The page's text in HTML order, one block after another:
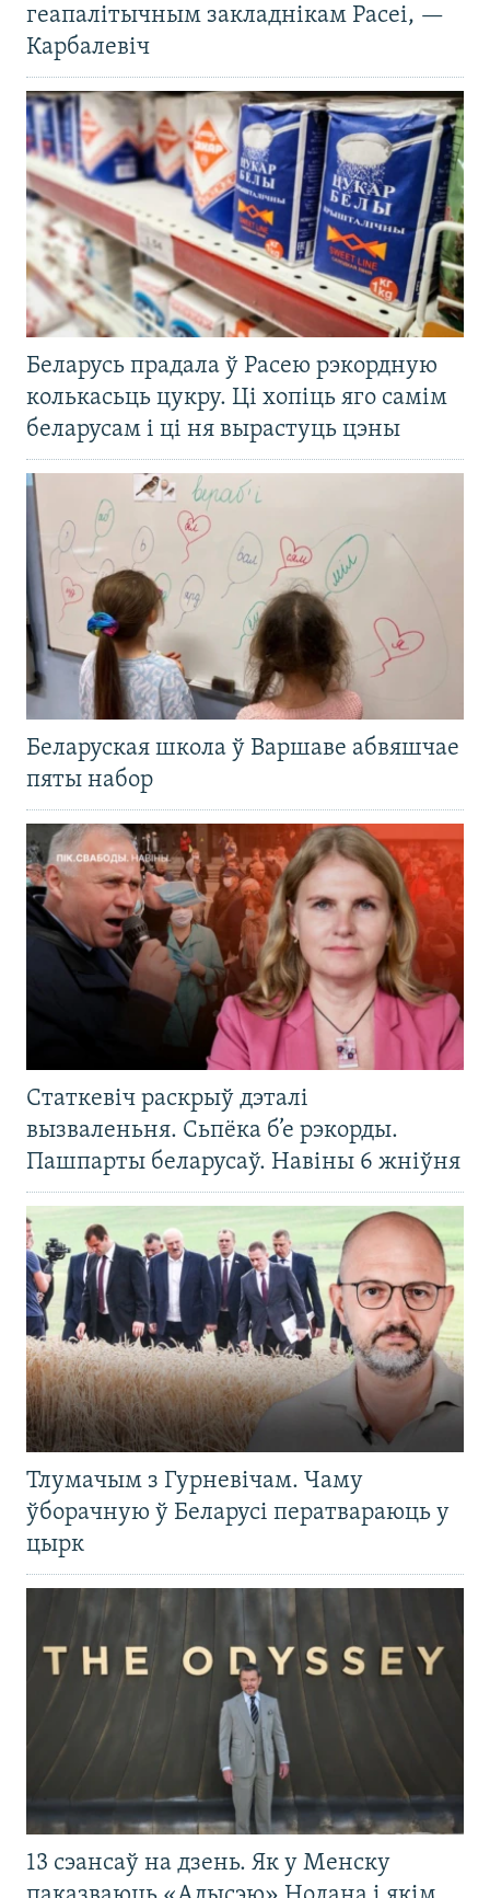
геапалітычным закладнікам Расеі, —
Карбалевіч
Беларусь прадала ў Расею рэкордную
колькасьць цукру. Ці хопіць яго самім
беларусам і ці ня вырастуць цэны
Беларуская школа ў Варшаве абвяшчае
пяты набор
Статкевіч раскрыў дэталі
вызваленьня. Сьпёка б’е рэкорды.
Пашпарты беларусаў. Навіны 6 жніўня
Тлумачым з Гурневічам. Чаму
ўборачную ў Беларусі ператвараюць у
цырк
13 сэансаў на дзень. Як у Менску